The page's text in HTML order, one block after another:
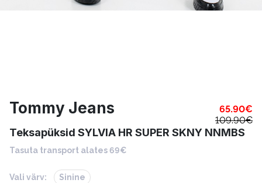
Tommy Jeans 65.90€
109.90€
Teksapüksid SYLVIA HR SUPER SKNY NNMBS
Tasuta transport alates 69€
Vali värv: Sinine